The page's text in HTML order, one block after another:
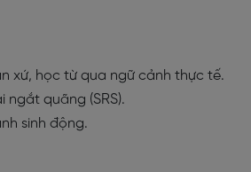
xứ, học từ qua ngữ cảnh thực tế.
ngắt quãng (SRS).
sinh động.